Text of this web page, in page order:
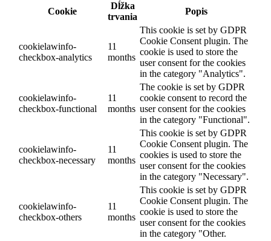
Cookie
Dĺžka
trvania
Popis
cookielawinfo-
checkbox-analytics
11
months
This cookie is set by GDPR
Cookie Consent plugin. The
cookie is used to store the
user consent for the cookies
in the category "Analytics".
cookielawinfo-
checkbox-functional
11
months
The cookie is set by GDPR
cookie consent to record the
user consent for the cookies
in the category "Functional".
cookielawinfo-
checkbox-necessary
11
months
This cookie is set by GDPR
Cookie Consent plugin. The
cookies is used to store the
user consent for the cookies
in the category "Necessary".
cookielawinfo-
checkbox-others
11
months
This cookie is set by GDPR
Cookie Consent plugin. The
cookie is used to store the
user consent for the cookies
in the category "Other.